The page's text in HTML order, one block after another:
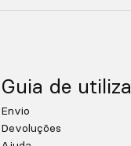
Guia de
Envio
Devoluções